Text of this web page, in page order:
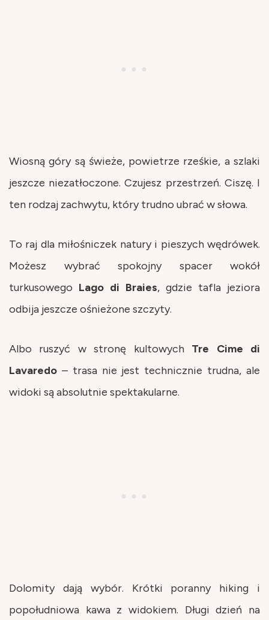
Wiosną góry są świeże, powietrze rześkie, a szlaki
jeszcze niezatłoczone. Czujesz przestrzeń. Ciszę. I
ten rodzaj zachwytu, który trudno ubrać w słowa.
To raj dla miłośniczek natury i pieszych wędrówek.
Możesz wybrać spokojny spacer wokół
turkusowego Lago di Braies, gdzie tafla jeziora
odbija jeszcze ośnieżone szczyty.
Albo ruszyć w stronę kultowych Tre Cime di
Lavaredo – trasa nie jest technicznie trudna, ale
widoki są absolutnie spektakularne.
Dolomity dają wybór. Krótki poranny hiking i
popołudniowa kawa z widokiem. Długi dzień na